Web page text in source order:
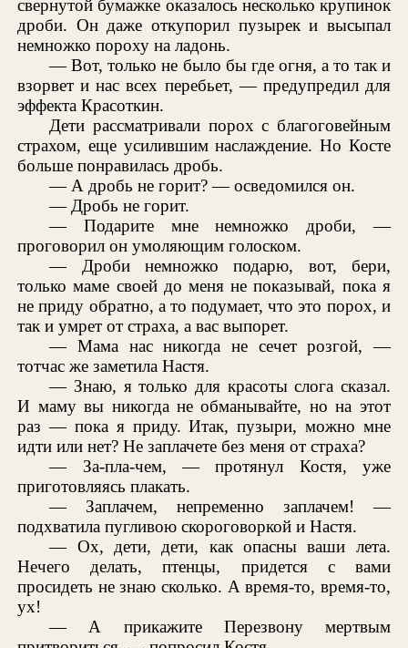
свернутой бумажке оказалось несколько крупинок
дроби. Он даже откупорил пузырек и высыпал
немножко пороху на ладонь.
— Вот, только не было бы где огня, а то так и
взорвет и нас всех перебьет, — предупредил для
эффекта Красоткин.
Дети рассматривали порох с благоговейным
страхом, еще усилившим наслаждение. Но Косте
больше понравилась дробь.
— А дробь не горит? — осведомился он.
— Дробь не горит.
— Подарите мне немножко дроби, —
проговорил он умоляющим голоском.
— Дроби немножко подарю, вот, бери,
только маме своей до меня не показывай, пока я
не приду обратно, а то подумает, что это порох, и
так и умрет от страха, а вас выпорет.
— Мама нас никогда не сечет розгой, —
тотчас же заметила Настя.
— Знаю, я только для красоты слога сказал.
И маму вы никогда не обманывайте, но на этот
раз — пока я приду. Итак, пузыри, можно мне
идти или нет? Не заплачете без меня от страха?
— За-пла-чем, — протянул Костя, уже
приготовляясь плакать.
— Заплачем, непременно заплачем! —
подхватила пугливою скороговоркой и Настя.
— Ох, дети, дети, как опасны ваши лета.
Нечего делать, птенцы, придется с вами
просидеть не знаю сколько. А время-то, время-то,
ух!
— А прикажите Перезвону мертвым